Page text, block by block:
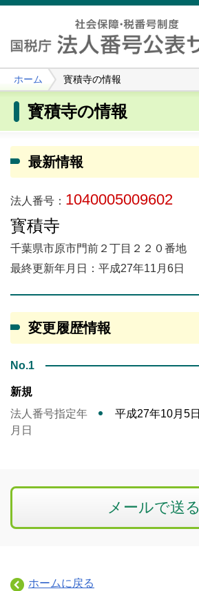
ホーム 寳積寺の情報
寳積寺の情報
最新情報
法人番号： 1040005009602
寳積寺
千葉県市原市門前２丁目２２０番地
最終更新年月日：平成27年11月6日
変更履歴情報
No.1
新規
法人番号指定年
月日
平成27年10月5日
メールで送る
ホームに戻る